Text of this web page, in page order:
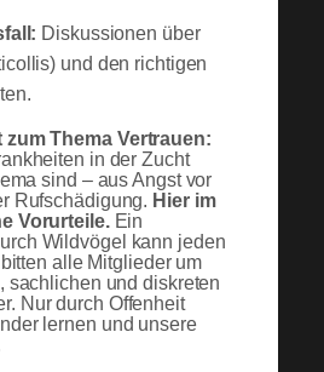
Diskussionen über
und den richtigen
Thema Vertrauen:
in der Zucht
sind – aus Angst vor
Rufschädigung. Hier im
Vorurteile.Ein
Wildvögel kann jeden
alle Mitglieder um
sachlichen und diskreten
Nur durch Offenheit
lernen und unsere